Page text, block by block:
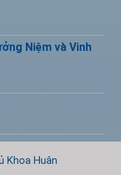
Niệm và Vinh
Khoa Huân